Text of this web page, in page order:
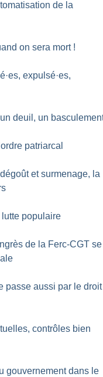
de la
on sera mort !
·es, expulsé·es,
deuil, un
patriarcal
et surmenage, la
lutte populaire
de la Ferc-CGT se
passe aussi par le droit
contrôles bien
gouvernement dans le